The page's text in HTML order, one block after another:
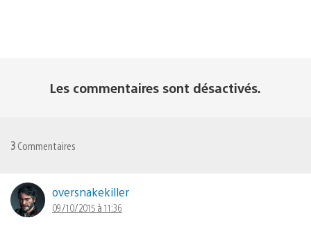
Les commentaires sont désactivés.
3 Commentaires
oversnakekiller
09/10/2015 à 11:36